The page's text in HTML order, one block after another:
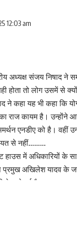
12:03 am
अध्यक्ष संजय निषाद ने
होता तो लोग उसमें से
ने कहा यह भी कहा कि
राज कायम है। उन्होंने
एनडीए को है। वहीं
से नहीं………
हाउस में अधिकारियों के
अखिलेश यादव के
तेज हो गई है…..……..